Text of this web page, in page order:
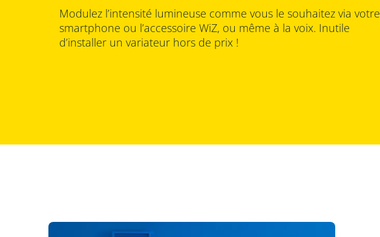
Modulez l’intensité lumineuse comme vous le souhaitez via votre
smartphone ou l’accessoire WiZ, ou même à la voix. Inutile
d’installer un variateur hors de prix !